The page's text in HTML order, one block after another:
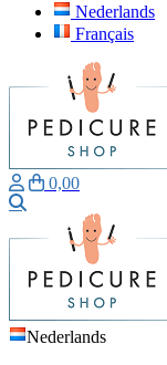
Nederlands
Français
0,00
Nederlands